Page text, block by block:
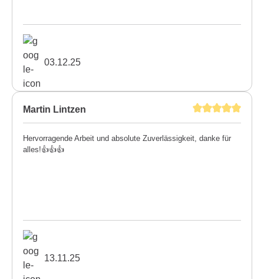
03.12.25
Martin Lintzen
Hervorragende Arbeit und absolute Zuverlässigkeit, danke für
alles!👍👍👍
13.11.25